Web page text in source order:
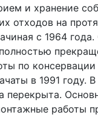
и хранение
отходов на
с 1964
по консервации
в 1991 году.
перекрыта.
работы